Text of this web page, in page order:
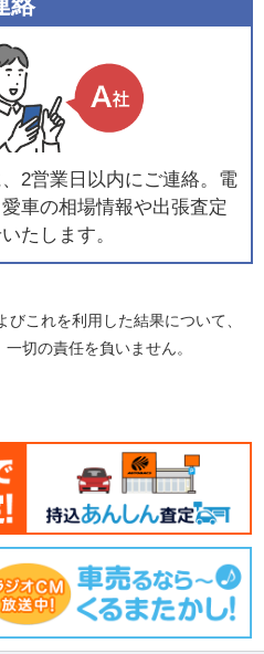
2営業日以内にご連絡。電
車の相場情報や出張査定
たします。
これを利用した結果について、
切の責任を負いません。